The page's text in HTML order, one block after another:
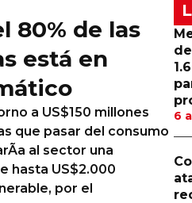
80% de las
está en
a US$150 millones
que pasar del consumo
al sector una
hasta US$2.000
por el
6